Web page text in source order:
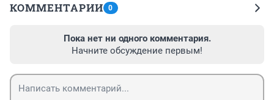
КОММЕНТАРИИ 0
Пока нет ни одного комментария.
Начните обсуждение первым!